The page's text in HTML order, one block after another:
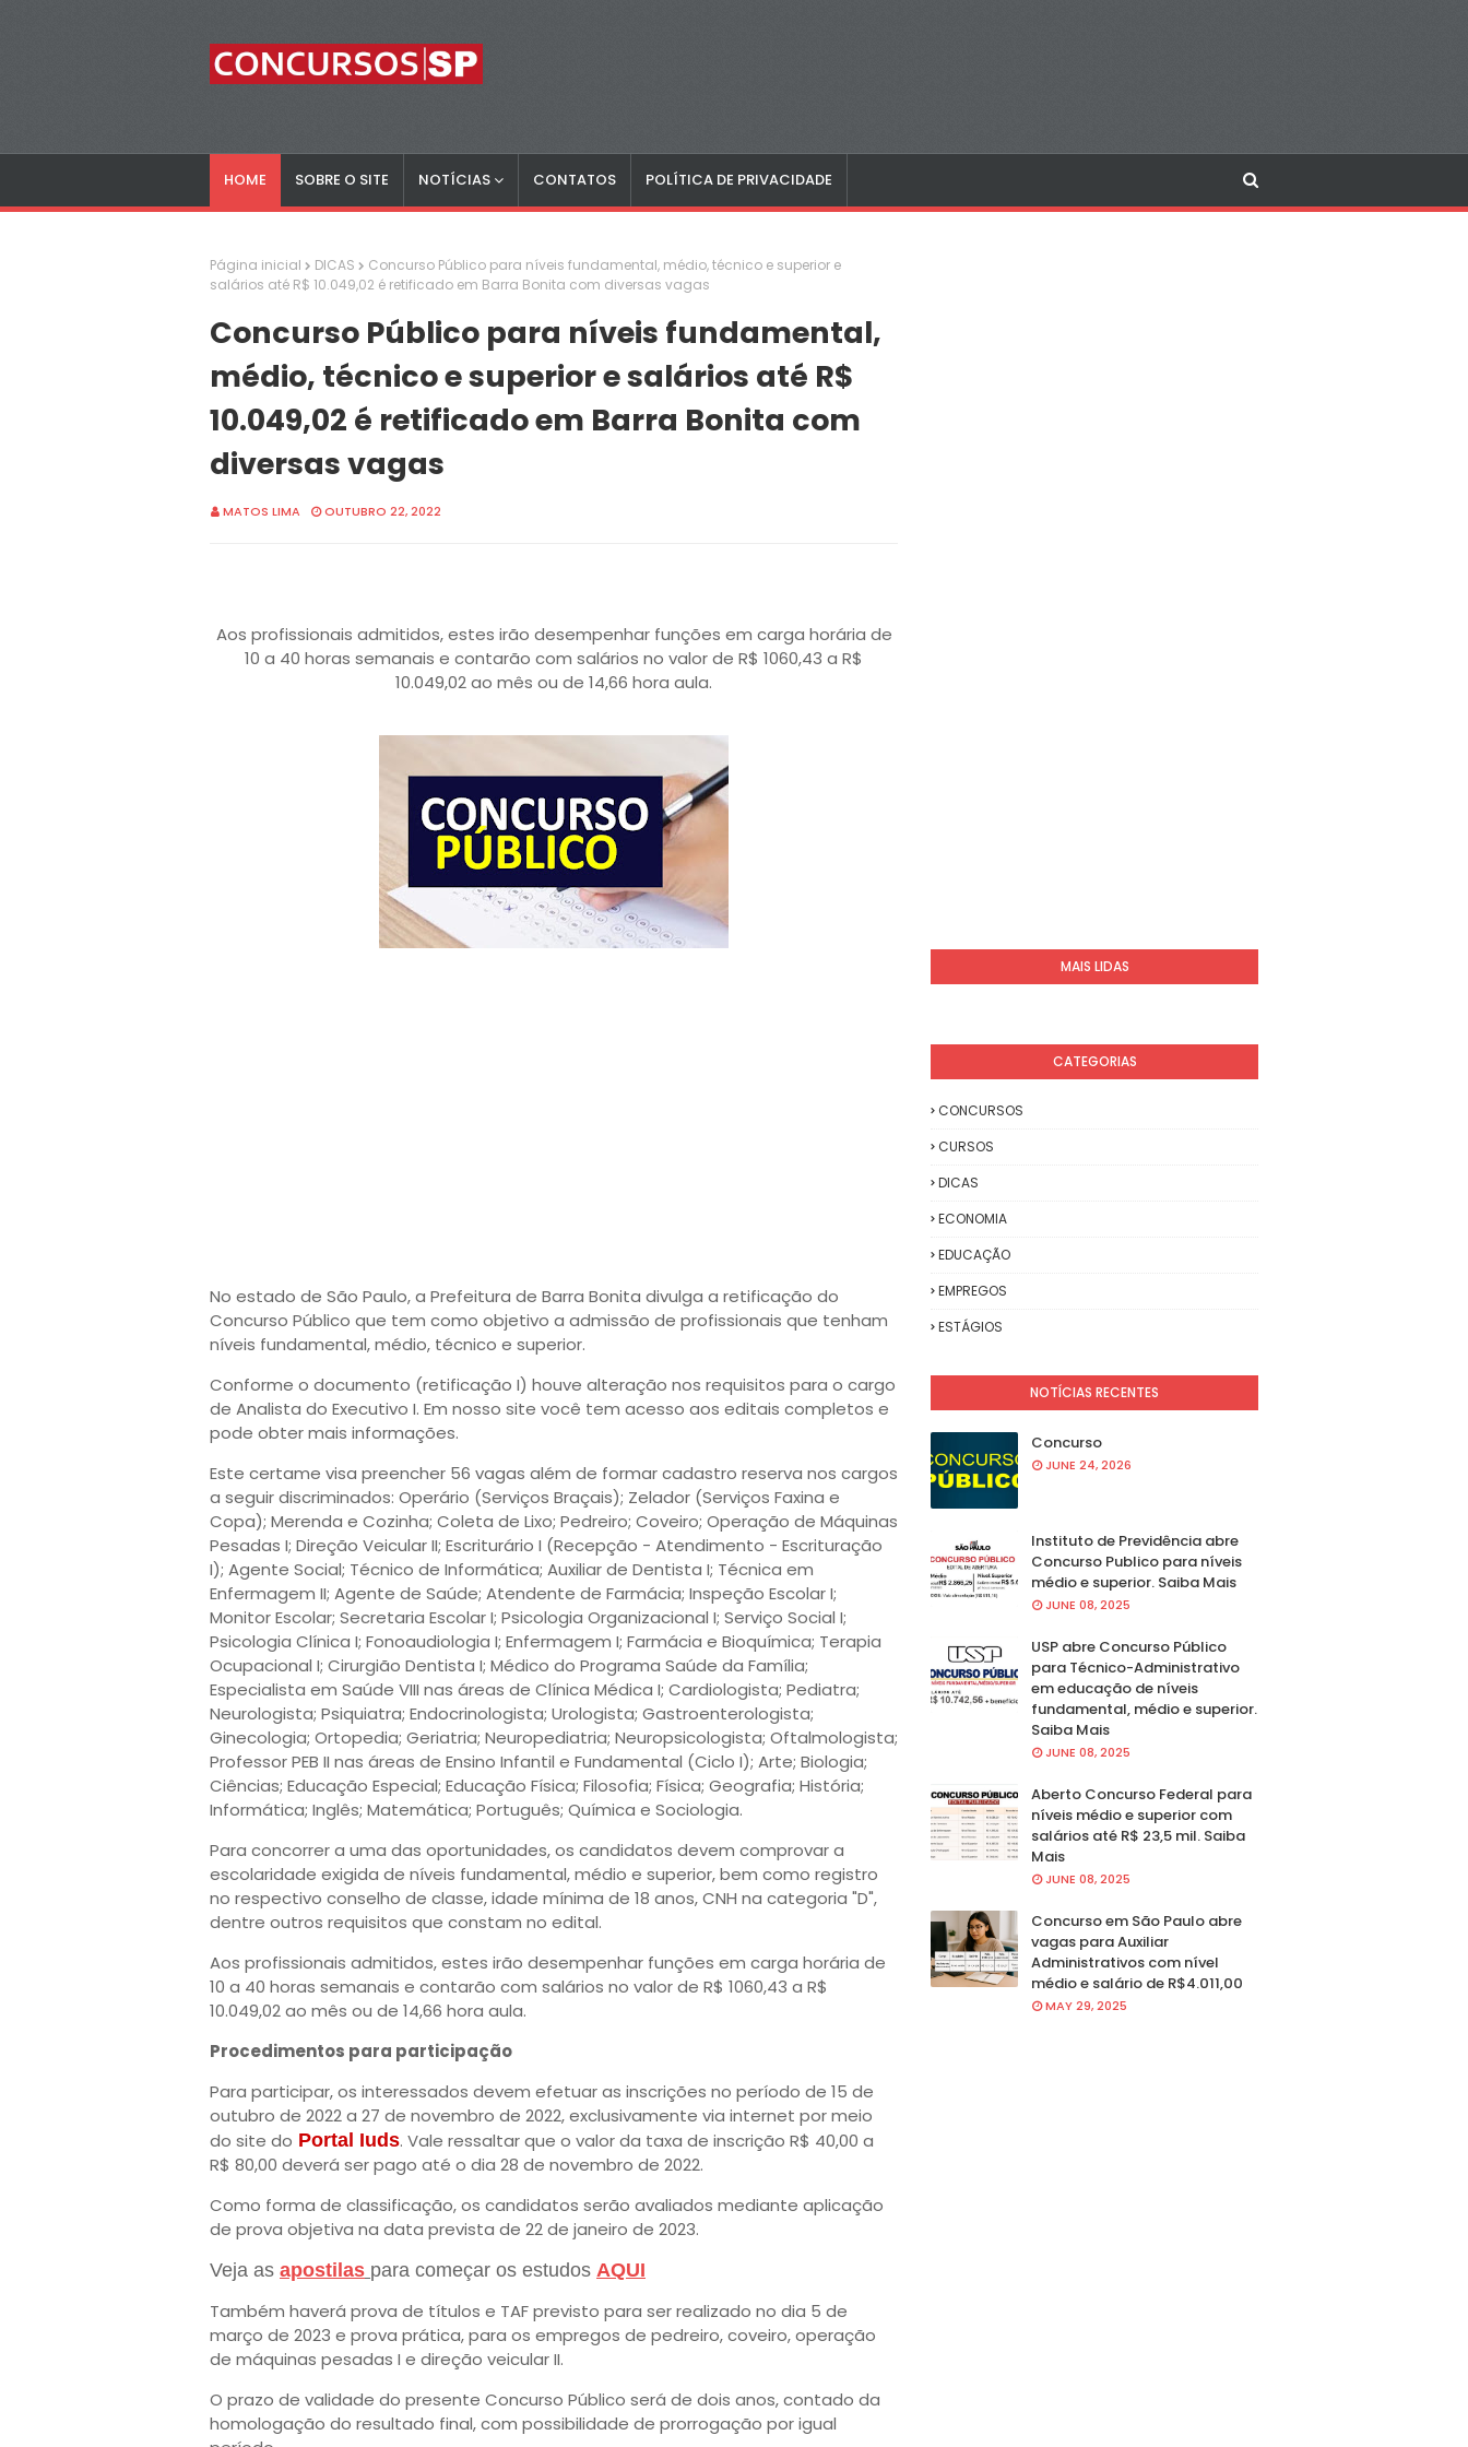
HOME SOBRE O SITE NOTÍCIAS CONTATOS POLÍTICA DE PRIVACIDADE
Página inicial DICAS
Concurso Público para níveis fundamental, médio, técnico e superior e
salários até R$ 10.049,02 é retificado em Barra Bonita com diversas vagas
Concurso Público para níveis fundamental,
médio, técnico e superior e salários até R$
10.049,02 é retificado em Barra Bonita com
diversas vagas
MATOS LIMA OUTUBRO 22, 2022
Aos profissionais admitidos, estes irão desempenhar funções em carga horária de
10 a 40 horas semanais e contarão com salários no valor de R$ 1060,43 a R$
10.049,02 ao mês ou de 14,66 hora aula.
No estado de São Paulo, a Prefeitura de Barra Bonita divulga a retificação do
Concurso Público que tem como objetivo a admissão de profissionais que tenham
níveis fundamental, médio, técnico e superior.
Conforme o documento (retificação I) houve alteração nos requisitos para o cargo
de Analista do Executivo I. Em nosso site você tem acesso aos editais completos e
pode obter mais informações.
Este certame visa preencher 56 vagas além de formar cadastro reserva nos cargos
a seguir discriminados: Operário (Serviços Braçais); Zelador (Serviços Faxina e
Copa); Merenda e Cozinha; Coleta de Lixo; Pedreiro; Coveiro; Operação de Máquinas
Pesadas I; Direção Veicular II; Escriturário I (Recepção - Atendimento - Escrituração
I); Agente Social; Técnico de Informática; Auxiliar de Dentista I; Técnica em
Enfermagem II; Agente de Saúde; Atendente de Farmácia; Inspeção Escolar I;
Monitor Escolar; Secretaria Escolar I; Psicologia Organizacional I; Serviço Social I;
Psicologia Clínica I; Fonoaudiologia I; Enfermagem I; Farmácia e Bioquímica; Terapia
Ocupacional I; Cirurgião Dentista I; Médico do Programa Saúde da Família;
Especialista em Saúde VIII nas áreas de Clínica Médica I; Cardiologista; Pediatra;
Neurologista; Psiquiatra; Endocrinologista; Urologista; Gastroenterologista;
Ginecologia; Ortopedia; Geriatria; Neuropediatria; Neuropsicologista; Oftalmologista;
Professor PEB II nas áreas de Ensino Infantil e Fundamental (Ciclo I); Arte; Biologia;
Ciências; Educação Especial; Educação Física; Filosofia; Física; Geografia; História;
Informática; Inglês; Matemática; Português; Química e Sociologia.
Para concorrer a uma das oportunidades, os candidatos devem comprovar a
escolaridade exigida de níveis fundamental, médio e superior, bem como registro
no respectivo conselho de classe, idade mínima de 18 anos, CNH na categoria "D",
dentre outros requisitos que constam no edital.
Aos profissionais admitidos, estes irão desempenhar funções em carga horária de
10 a 40 horas semanais e contarão com salários no valor de R$ 1060,43 a R$
10.049,02 ao mês ou de 14,66 hora aula.
Procedimentos para participação
Para participar, os interessados devem efetuar as inscrições no período de 15 de
outubro de 2022 a 27 de novembro de 2022, exclusivamente via internet por meio
do site do Portal Iuds. Vale ressaltar que o valor da taxa de inscrição R$ 40,00 a
R$ 80,00 deverá ser pago até o dia 28 de novembro de 2022.
Como forma de classificação, os candidatos serão avaliados mediante aplicação
de prova objetiva na data prevista de 22 de janeiro de 2023.
Veja as apostilas para começar os estudos AQUI
Também haverá prova de títulos e TAF previsto para ser realizado no dia 5 de
março de 2023 e prova prática, para os empregos de pedreiro, coveiro, operação
de máquinas pesadas I e direção veicular II.
O prazo de validade do presente Concurso Público será de dois anos, contado da
homologação do resultado final, com possibilidade de prorrogação por igual
MAIS LIDAS
CATEGORIAS
CONCURSOS
CURSOS
DICAS
ECONOMIA
EDUCAÇÃO
EMPREGOS
ESTÁGIOS
NOTÍCIAS RECENTES
Concurso
JUNE 24, 2026
Instituto de Previdência abre
Concurso Publico para níveis
médio e superior. Saiba Mais
JUNE 08, 2025
USP abre Concurso Público
para Técnico-Administrativo
em educação de níveis
fundamental, médio e superior.
Saiba Mais
JUNE 08, 2025
Aberto Concurso Federal para
níveis médio e superior com
salários até R$ 23,5 mil. Saiba
Mais
JUNE 08, 2025
Concurso em São Paulo abre
vagas para Auxiliar
Administrativos com nível
médio e salário de R$4.011,00
MAY 29, 2025